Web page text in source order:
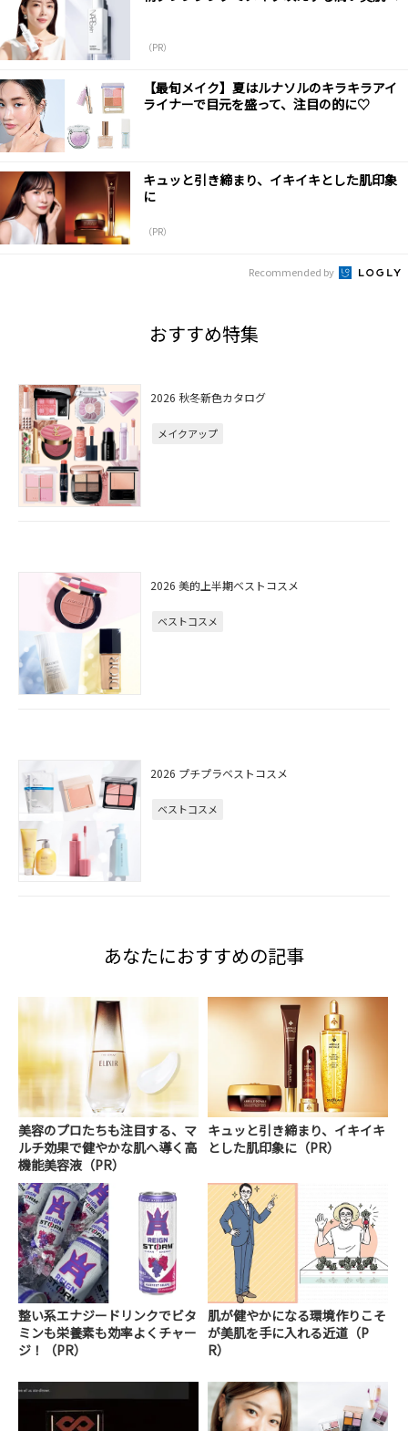
（PR）
【最旬メイク】夏はルナソルのキラキラアイ
ライナーで目元を盛って、注目の的に♡
キュッと引き締まり、イキイキとした肌印象
に
（PR）
Recommended by
おすすめ特集
2026 秋冬新色カタログ
メイクアップ
2026 美的上半期ベストコスメ
ベストコスメ
2026 プチプラベストコスメ
ベストコスメ
あなたにおすすめの記事
美容のプロたちも注目する、マ
ルチ効果で健やかな肌へ導く高
機能美容液（PR）
キュッと引き締まり、イキイキ
とした肌印象に（PR）
整い系エナジードリンクでビタ
ミンも栄養素も効率よくチャー
ジ！（PR）
肌が健やかになる環境作りこそ
が美肌を手に入れる近道（P
R）